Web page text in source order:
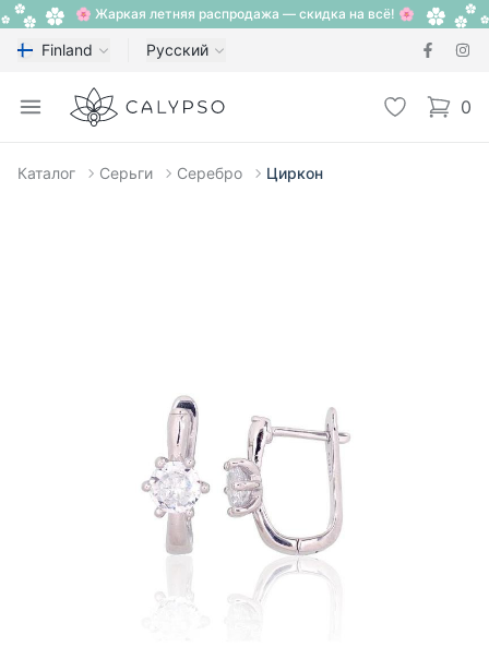
🌸 Жаркая летняя распродажа — скидка на всё! 🌸
Finland Русский
Open menu
Calypso Избранное
0
items
Каталог Серьги Серебро Циркон